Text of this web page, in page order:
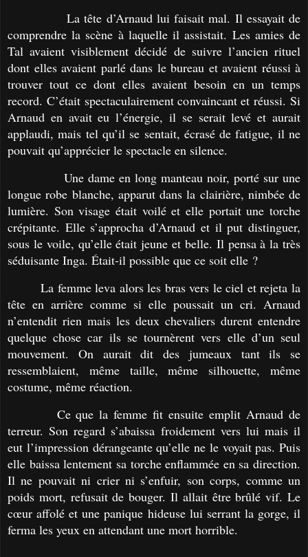
La tête d’Arnaud lui faisait mal. Il essayait de
comprendre la scène à laquelle il assistait. Les amies de
Tal avaient visiblement décidé de suivre l’ancien rituel
dont elles avaient parlé dans le bureau et avaient réussi à
trouver tout ce dont elles avaient besoin en un temps
record. C’était spectaculairement convaincant et réussi. Si
Arnaud en avait eu l’énergie, il se serait levé et aurait
applaudi, mais tel qu’il se sentait, écrasé de fatigue, il ne
pouvait qu’apprécier le spectacle en silence.
Une dame en long manteau noir, porté sur une
longue robe blanche, apparut dans la clairière, nimbée de
lumière. Son visage était voilé et elle portait une torche
crépitante. Elle s’approcha d’Arnaud et il put distinguer,
sous le voile, qu’elle était jeune et belle. Il pensa à la très
séduisante Inga. Était-il possible que ce soit elle ?
La femme leva alors les bras vers le ciel et rejeta la
tête en arrière comme si elle poussait un cri. Arnaud
n’entendit rien mais les deux chevaliers durent entendre
quelque chose car ils se tournèrent vers elle d’un seul
mouvement. On aurait dit des jumeaux tant ils se
ressemblaient, même taille, même silhouette, même
costume, même réaction.
Ce que la femme fit ensuite emplit Arnaud de
terreur. Son regard s’abaissa froidement vers lui mais il
eut l’impression dérangeante qu’elle ne le voyait pas. Puis
elle baissa lentement sa torche enflammée en sa direction.
Il ne pouvait ni crier ni s’enfuir, son corps, comme un
poids mort, refusait de bouger. Il allait être brûlé vif. Le
cœur affolé et une panique hideuse lui serrant la gorge, il
ferma les yeux en attendant une mort horrible.